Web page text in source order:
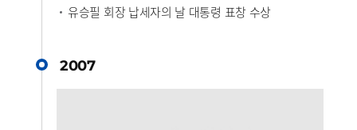
유승필 회장 납세자의 날 대통령 표창 수상
2007